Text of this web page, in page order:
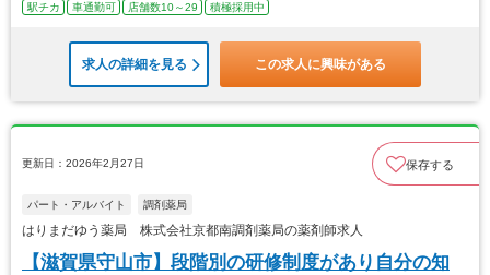
駅チカ
車通勤可 店舗数10～29 積極採用中
求人の詳細を見る この求人に興味がある
更新日：2026年2月27日 保存する
パート・アルバイト 調剤薬局
はりまだゆう薬局 株式会社京都南調剤薬局の薬剤師求人
【滋賀県守山市】段階別の研修制度があり自分の知